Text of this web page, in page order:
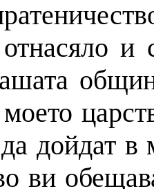
и
моето
дойдат в
ви